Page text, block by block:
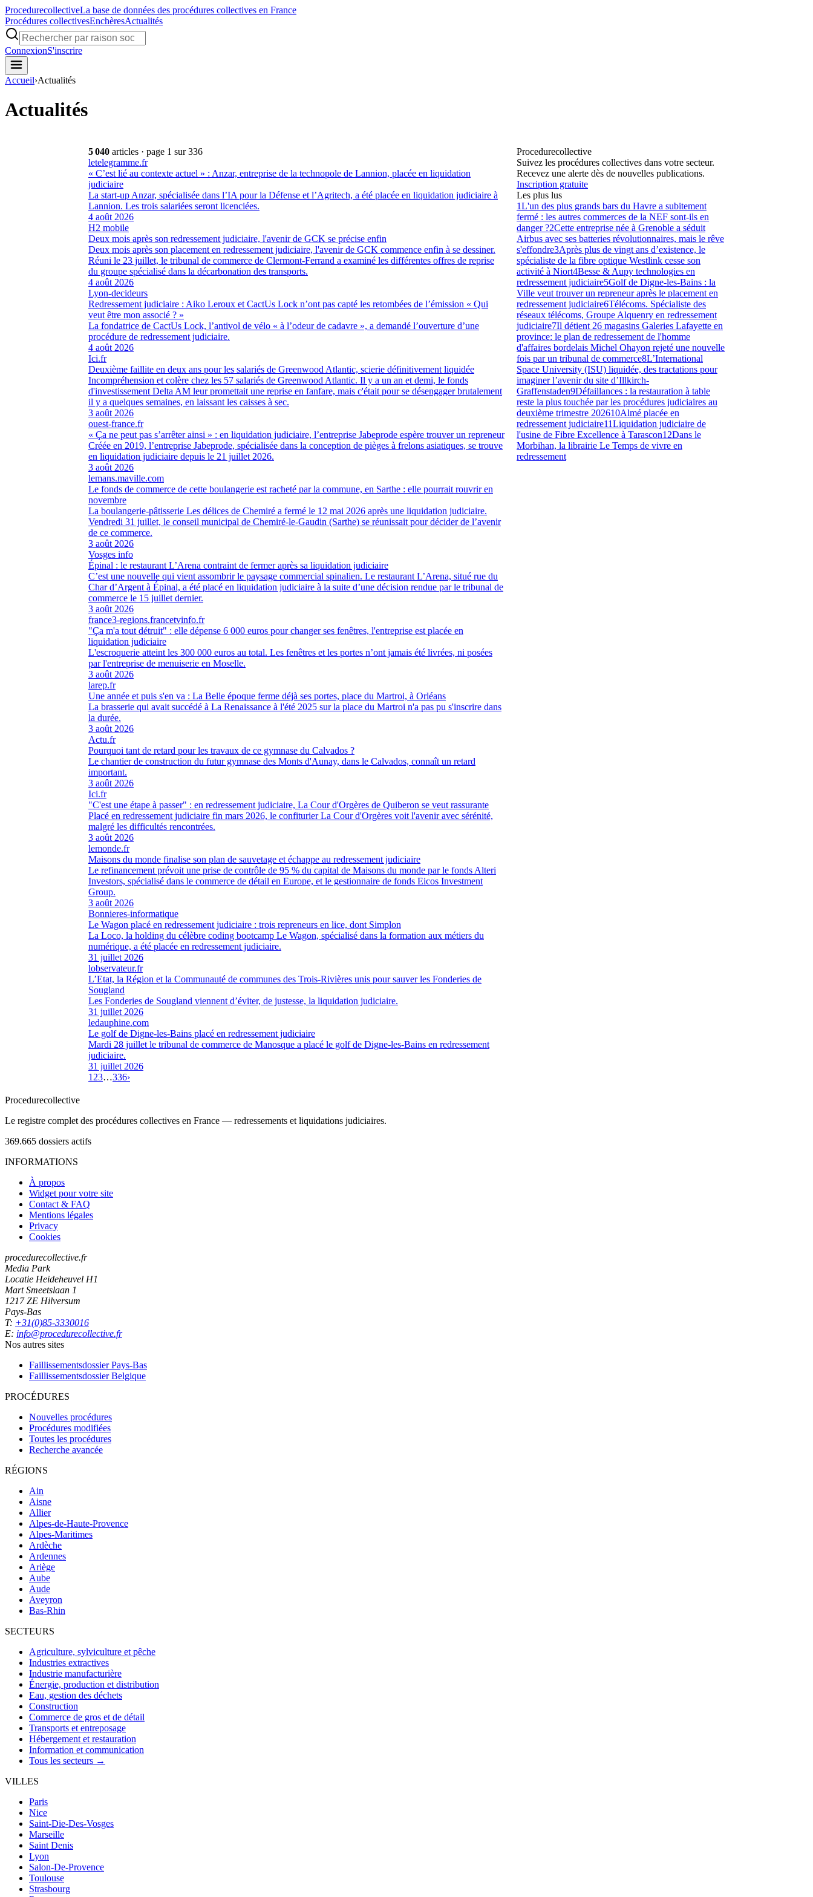
ProcedurecollectiveLa base de données des procédures collectives en France
Procédures collectivesEnchèresActualités
ConnexionS'inscrire
Accueil›Actualités
Actualités
5 040 articles · page 1 sur 336
letelegramme.fr
« C’est lié au contexte actuel » : Anzar, entreprise de la technopole de Lannion, placée en liquidation
judiciaire
La start-up Anzar, spécialisée dans l’IA pour la Défense et l’Agritech, a été placée en liquidation judiciaire à
Lannion. Les trois salariées seront licenciées.
4 août 2026
H2 mobile
Deux mois après son redressement judiciaire, l'avenir de GCK se précise enfin
Deux mois après son placement en redressement judiciaire, l'avenir de GCK commence enfin à se dessiner.
Réuni le 23 juillet, le tribunal de commerce de Clermont-Ferrand a examiné les différentes offres de reprise
du groupe spécialisé dans la décarbonation des transports.
4 août 2026
Lyon-decideurs
Redressement judiciaire : Aiko Leroux et CactUs Lock n’ont pas capté les retombées de l’émission « Qui
veut être mon associé ? »
La fondatrice de CactUs Lock, l’antivol de vélo « à l’odeur de cadavre », a demandé l’ouverture d’une
procédure de redressement judiciaire.
4 août 2026
Ici.fr
Deuxième faillite en deux ans pour les salariés de Greenwood Atlantic, scierie définitivement liquidée
Incompréhension et colère chez les 57 salariés de Greenwood Atlantic. Il y a un an et demi, le fonds
d'investissement Delta AM leur promettait une reprise en fanfare, mais c'était pour se désengager brutalement
il y a quelques semaines, en laissant les caisses à sec.
3 août 2026
ouest-france.fr
« Ça ne peut pas s’arrêter ainsi » : en liquidation judiciaire, l’entreprise Jabeprode espère trouver un repreneur
Créée en 2019, l’entreprise Jabeprode, spécialisée dans la conception de pièges à frelons asiatiques, se trouve
en liquidation judiciaire depuis le 21 juillet 2026.
3 août 2026
lemans.maville.com
Le fonds de commerce de cette boulangerie est racheté par la commune, en Sarthe : elle pourrait rouvrir en
novembre
La boulangerie-pâtisserie Les délices de Chemiré a fermé le 12 mai 2026 après une liquidation judiciaire.
Vendredi 31 juillet, le conseil municipal de Chemiré-le-Gaudin (Sarthe) se réunissait pour décider de l’avenir
de ce commerce.
3 août 2026
Vosges info
Épinal : le restaurant L’Arena contraint de fermer après sa liquidation judiciaire
C’est une nouvelle qui vient assombrir le paysage commercial spinalien. Le restaurant L’Arena, situé rue du
Char d’Argent à Épinal, a été placé en liquidation judiciaire à la suite d’une décision rendue par le tribunal de
commerce le 15 juillet dernier.
3 août 2026
france3-regions.francetvinfo.fr
"Ça m'a tout détruit" : elle dépense 6 000 euros pour changer ses fenêtres, l'entreprise est placée en
liquidation judiciaire
L'escroquerie atteint les 300 000 euros au total. Les fenêtres et les portes n’ont jamais été livrées, ni posées
par l'entreprise de menuiserie en Moselle.
3 août 2026
larep.fr
Une année et puis s'en va : La Belle époque ferme déjà ses portes, place du Martroi, à Orléans
La brasserie qui avait succédé à La Renaissance à l'été 2025 sur la place du Martroi n'a pas pu s'inscrire dans
la durée.
3 août 2026
Actu.fr
Pourquoi tant de retard pour les travaux de ce gymnase du Calvados ?
Le chantier de construction du futur gymnase des Monts d'Aunay, dans le Calvados, connaît un retard
important.
3 août 2026
Ici.fr
"C'est une étape à passer" : en redressement judiciaire, La Cour d'Orgères de Quiberon se veut rassurante
Placé en redressement judiciaire fin mars 2026, le confiturier La Cour d'Orgères voit l'avenir avec sérénité,
malgré les difficultés rencontrées.
3 août 2026
lemonde.fr
Maisons du monde finalise son plan de sauvetage et échappe au redressement judiciaire
Le refinancement prévoit une prise de contrôle de 95 % du capital de Maisons du monde par le fonds Alteri
Investors, spécialisé dans le commerce de détail en Europe, et le gestionnaire de fonds Eicos Investment
Group.
3 août 2026
Bonnieres-informatique
Le Wagon placé en redressement judiciaire : trois repreneurs en lice, dont Simplon
La Loco, la holding du célèbre coding bootcamp Le Wagon, spécialisé dans la formation aux métiers du
numérique, a été placée en redressement judiciaire.
31 juillet 2026
lobservateur.fr
L’Etat, la Région et la Communauté de communes des Trois-Rivières unis pour sauver les Fonderies de
Sougland
Les Fonderies de Sougland viennent d’éviter, de justesse, la liquidation judiciaire.
31 juillet 2026
ledauphine.com
Le golf de Digne-les-Bains placé en redressement judiciaire
Mardi 28 juillet le tribunal de commerce de Manosque a placé le golf de Digne-les-Bains en redressement
judiciaire.
31 juillet 2026
1 23…336›
Procedurecollective
Suivez les procédures collectives dans votre secteur.
Recevez une alerte dès de nouvelles publications.
Inscription gratuite
Les plus lus
1L'un des plus grands bars du Havre a subitement
fermé : les autres commerces de la NEF sont-ils en
danger ?2Cette entreprise née à Grenoble a séduit
Airbus avec ses batteries révolutionnaires, mais le rêve
s'effondre3Après plus de vingt ans d’existence, le
spécialiste de la fibre optique Westlink cesse son
activité à Niort4Besse & Aupy technologies en
redressement judiciaire5Golf de Digne-les-Bains : la
Ville veut trouver un repreneur après le placement en
redressement judiciaire6Télécoms. Spécialiste des
réseaux télécoms, Groupe Alquenry en redressement
judiciaire7Il détient 26 magasins Galeries Lafayette en
province: le plan de redressement de l'homme
d'affaires bordelais Michel Ohayon rejeté une nouvelle
fois par un tribunal de commerce8L’International
Space University (ISU) liquidée, des tractations pour
imaginer l’avenir du site d’Illkirch-
Graffenstaden9Défaillances : la restauration à table
reste la plus touchée par les procédures judiciaires au
deuxième trimestre 202610Almé placée en
redressement judiciaire11Liquidation judiciaire de
l'usine de Fibre Excellence à Tarascon12Dans le
Morbihan, la librairie Le Temps de vivre en
redressement
Procedurecollective
Le registre complet des procédures collectives en France — redressements et liquidations judiciaires.
369.665 dossiers actifs
INFORMATIONS
À propos
Widget pour votre site
Contact & FAQ
Mentions légales
Privacy
Cookies
procedurecollective.fr
Media Park
Locatie Heideheuvel H1
Mart Smeetslaan 1
1217 ZE Hilversum
Pays-Bas
T: +31(0)85-3330016
E: info@procedurecollective.fr
Nos autres sites
Faillissementsdossier Pays-Bas
Faillissementsdossier Belgique
PROCÉDURES
Nouvelles procédures
Procédures modifiées
Toutes les procédures
Recherche avancée
RÉGIONS
Ain
Aisne
Allier
Alpes-de-Haute-Provence
Alpes-Maritimes
Ardèche
Ardennes
Ariège
Aube
Aude
Aveyron
Bas-Rhin
SECTEURS
Agriculture, sylviculture et pêche
Industries extractives
Industrie manufacturière
Énergie, production et distribution
Eau, gestion des déchets
Construction
Commerce de gros et de détail
Transports et entreposage
Hébergement et restauration
Information et communication
Tous les secteurs →
VILLES
Paris
Nice
Saint-Die-Des-Vosges
Marseille
Saint Denis
Lyon
Salon-De-Provence
Toulouse
Strasbourg